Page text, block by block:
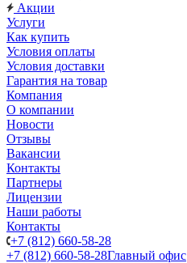
Акции
Услуги
Как купить
Условия оплаты
Условия доставки
Гарантия на товар
Компания
О компании
Новости
Отзывы
Вакансии
Контакты
Партнеры
Лицензии
Наши работы
Контакты
+7 (812) 660-58-28
+7 (812) 660-58-28Главный офис